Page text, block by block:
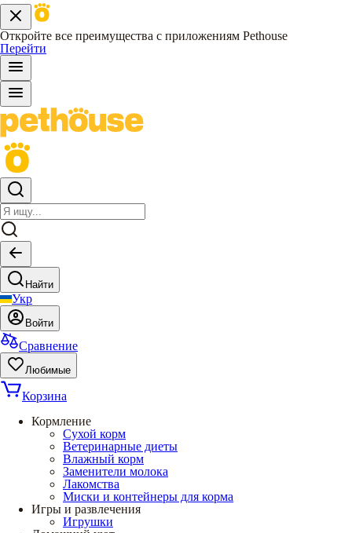
Откройте все преимущества с приложениям Pethouse
Перейти
Найти
Укр
Войти
Сравнение
Любимые
Корзина
Кормление
Сухой корм
Ветеринарные диеты
Влажный корм
Заменители молока
Лакомства
Миски и контейнеры для корма
Игры и развлечения
Игрушки